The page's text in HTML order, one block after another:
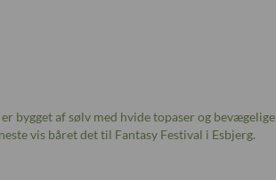
bygget af sølv med hvide topaser og bevægelige
vis båret det til Fantasy Festival i Esbjerg.